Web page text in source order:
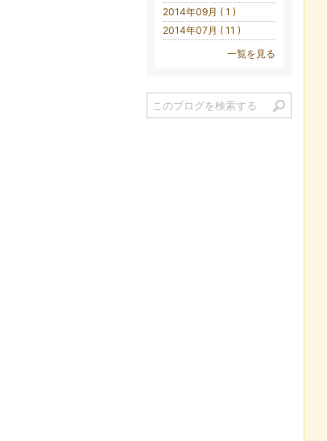
2014年09月 ( 1 )
2014年07月 ( 11 )
一覧を見る